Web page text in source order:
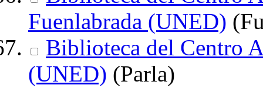
Fuenlabrada (UNED)
Biblioteca del Centro
(UNED) (Parla)